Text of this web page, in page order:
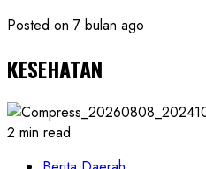
Posted on 7 bulan ago
KESEHATAN
2 min read